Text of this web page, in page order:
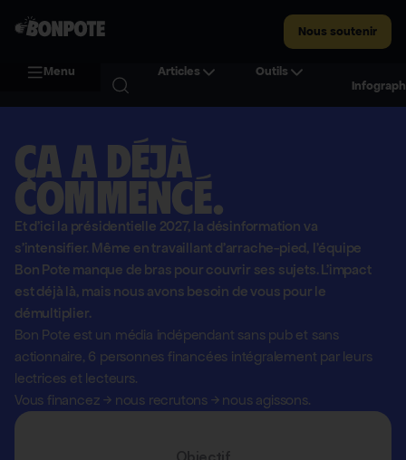
Nous soutenir
Menu Articles
Outils
Ça a déjà
commencé.
Et d'ici la présidentielle 2027, la désinformation va
s'intensifier. Même en travaillant d'arrache-pied, l'équipe
Bon Pote manque de bras pour couvrir ses sujets. L'impact
est déjà là, mais nous avons besoin de vous pour le
démultiplier.
Bon Pote est un média indépendant sans pub et sans
actionnaire, 6 personnes financées intégralement par leurs
lectrices et lecteurs.
Vous financez→ nous recrutons →nous agissons.